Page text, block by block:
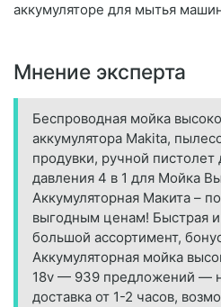
аккумуляторе для мытья
Мнение эксперта
Беспроводная мойка
аккумулятора Makita,
продувки, ручной
давления 4 в 1 для Мойка
Аккумуляторная Макита –
выгодным ценам! Быстрая и
большой ассортимент,
Аккумуляторная мойка
18v — 939 предложений —
доставка от 1-2 часов,